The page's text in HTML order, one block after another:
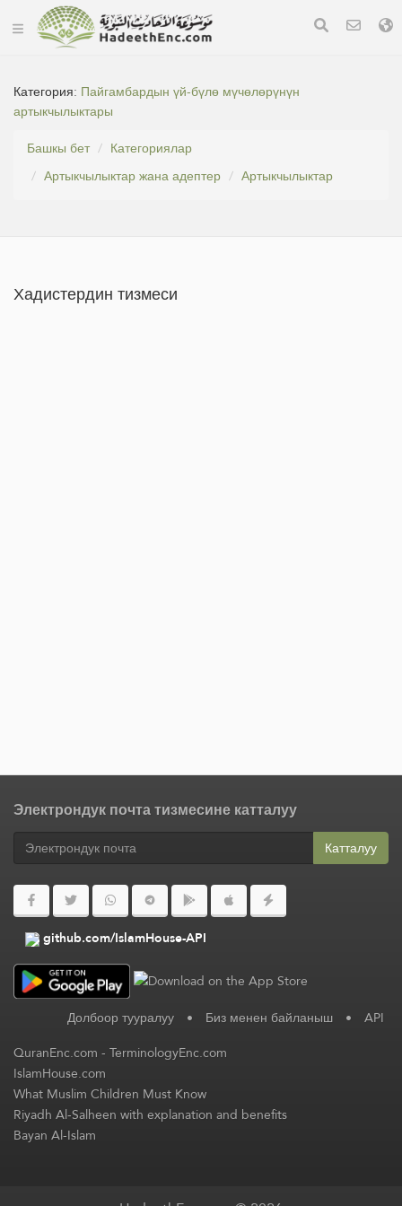
Категория: Пайгамбардын үй-бүлө мүчөлөрүнүн
артыкчылыктары
Башкы бет
Категориялар
Артыкчылыктар жана адептер
Артыкчылыктар
Хадистердин тизмеси
Электрондук почта тизмесине катталуу
Катталуу
github.com/IslamHouse-API
Долбоор тууралуу • Биз менен байланыш • API
QuranEnc.com-TerminologyEnc.com
IslamHouse.com
What Muslim Children Must Know
Riyadh Al-Salheen with explanation and benefits
Bayan Al-Islam